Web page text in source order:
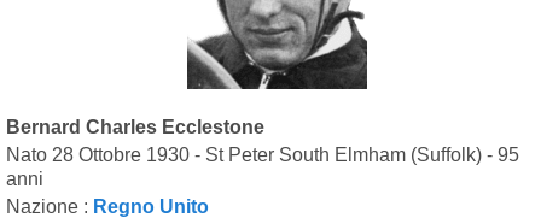
Bernard Charles Ecclestone
Nato 28 Ottobre 1930 - St Peter South Elmham (Suffolk) - 95
anni
Nazione : Regno Unito